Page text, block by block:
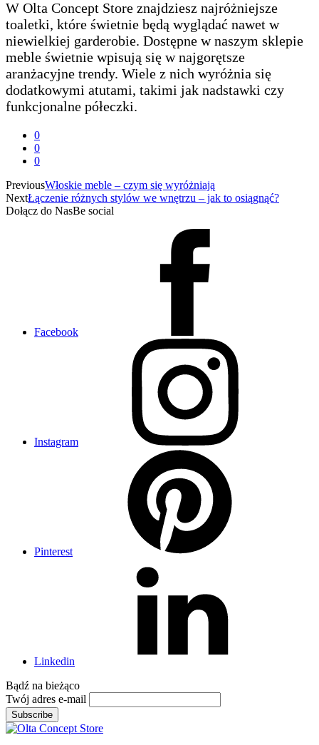
W Olta Concept Store znajdziesz najróżniejsze
toaletki, które świetnie będą wyglądać nawet w
niewielkiej garderobie. Dostępne w naszym sklepie
meble świetnie wpisują się w najgorętsze
aranżacyjne trendy. Wiele z nich wyróżnia się
dodatkowymi atutami, takimi jak nadstawki czy
funkcjonalne półeczki.
0
0
0
PreviousWłoskie meble – czym się wyróżniają
NextŁączenie różnych stylów we wnętrzu – jak to osiągnąć?
Dołącz do NasBe social
Facebook
Instagram
Pinterest
Linkedin
Bądź na bieżąco
Twój adres e-mail
Subscribe